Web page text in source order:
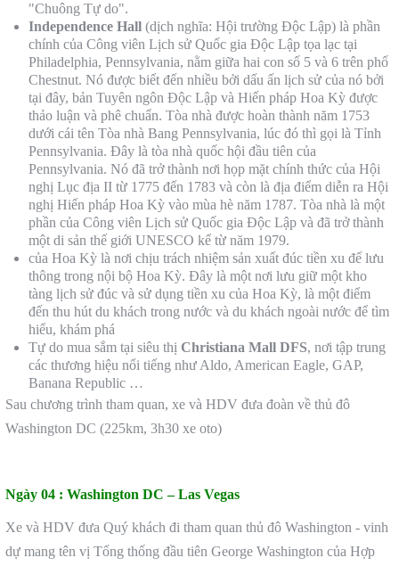
"Chuông Tự do".
Independence Hall (dịch nghĩa: Hội trường Độc Lập) là phần
chính của Công viên Lịch sử Quốc gia Độc Lập tọa lạc tại
Philadelphia, Pennsylvania, nằm giữa hai con số 5 và 6 trên phố
Chestnut. Nó được biết đến nhiều bởi dấu ấn lịch sử của nó bởi
tại đây, bản Tuyên ngôn Độc Lập và Hiến pháp Hoa Kỳ được
thảo luận và phê chuẩn. Tòa nhà được hoàn thành năm 1753
dưới cái tên Tòa nhà Bang Pennsylvania, lúc đó thì gọi là Tỉnh
Pennsylvania. Đây là tòa nhà quốc hội đầu tiên của
Pennsylvania. Nó đã trở thành nơi họp mặt chính thức của Hội
nghị Lục địa II từ 1775 đến 1783 và còn là địa điểm diễn ra Hội
nghị Hiến pháp Hoa Kỳ vào mùa hè năm 1787. Tòa nhà là một
phần của Công viên Lịch sử Quốc gia Độc Lập và đã trở thành
một di sản thế giới UNESCO kể từ năm 1979.
của Hoa Kỳ là nơi chịu trách nhiệm sản xuất đúc tiền xu để lưu
thông trong nội bộ Hoa Kỳ. Đây là một nơi lưu giữ một kho
tàng lịch sử đúc và sử dụng tiền xu của Hoa Kỳ, là một điểm
đến thu hút du khách trong nước và du khách ngoài nước để tìm
hiểu, khám phá
Tự do mua sắm tại siêu thị Christiana Mall DFS, nơi tập trung
các thương hiệu nổi tiếng như Aldo, American Eagle, GAP,
Banana Republic …
Sau chương trình tham quan, xe và HDV đưa đoàn về thủ đô
Washington DC (225km, 3h30 xe oto)
Ngày 04 : Washington DC – Las Vegas
Xe và HDV đưa Quý khách đi tham quan thủ đô Washington - vinh
dự mang tên vị Tổng thống đầu tiên George Washington của Hợp